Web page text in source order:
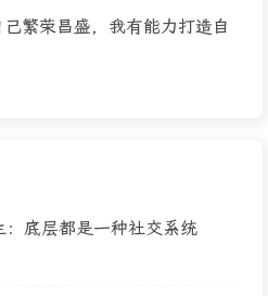
繁荣昌盛，我有能力打造自
底层都是一种社交系统